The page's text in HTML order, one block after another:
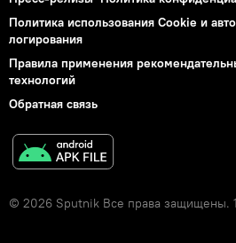
Политика использования Cookie и
логирования
Правила применения
технологий
Обратная связь
© 2026 Sputnik Все права защищены.